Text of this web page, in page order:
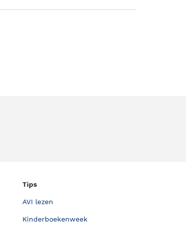
Tips
AVI lezen
Kinderboekenweek